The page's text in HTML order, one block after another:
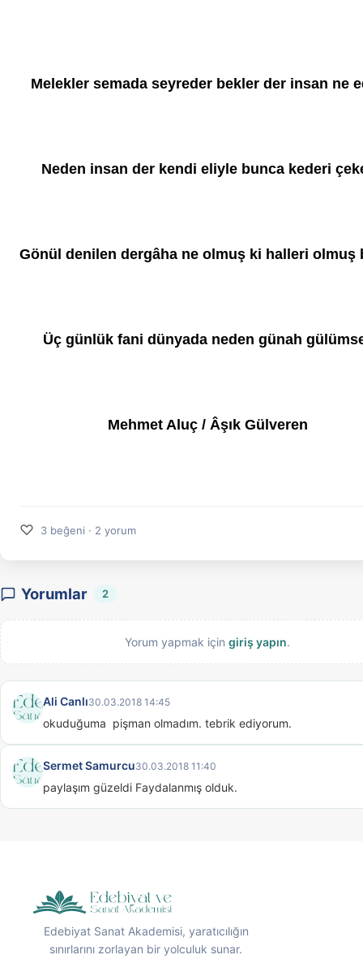
Melekler semada seyreder bekler der insan ne
Neden insan der kendi eliyle bunca kederi
Gönül denilen dergâha ne olmuş ki halleri olmuş
Üç günlük fani dünyada neden günah
Mehmet Aluç / Âşık Gülveren
♡ 3 beğeni · 2 yorum
Yorumlar 2
Yorum yapmak için giriş yapın.
Ali Canlı30.03.2018 14:45
okuduğuma  pişman olmadım. tebrik ediyorum.
Sermet Samurcu30.03.2018 11:40
paylaşım güzeldi Faydalanmış olduk.
Edebiyat Sanat Akademisi, yaratıcılığın
sınırlarını zorlayan bir yolculuk sunar.